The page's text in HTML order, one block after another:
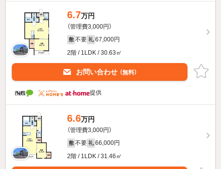
6.7万円
（管理費3,000円）
敷 不要 礼 67,000円
2階 / 1LDK / 30.63㎡
お問い合わせ （無料）
提供
6.6万円
（管理費3,000円）
敷 不要 礼 66,000円
2階 / 1LDK / 31.46㎡